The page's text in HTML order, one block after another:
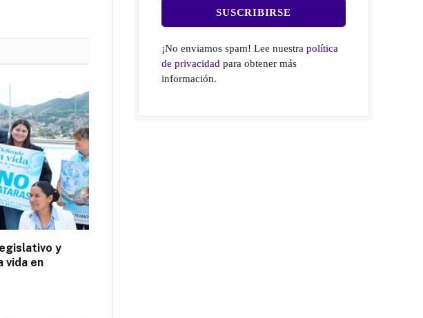
y
vida en
¡No enviamos spam! Lee nuestrapolítica
de privacidad para obtener más
información.